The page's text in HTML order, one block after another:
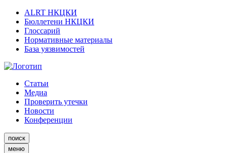
ALRT НКЦКИ
Бюллетени НКЦКИ
Глоссарий
Нормативные материалы
База уязвимостей
Статьи
Медиа
Проверить утечки
Новости
Конференции
поиск
меню